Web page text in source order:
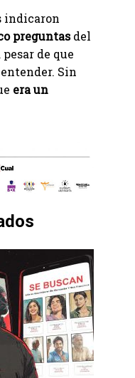
indicaron
preguntasdel
de que
Sin
era un